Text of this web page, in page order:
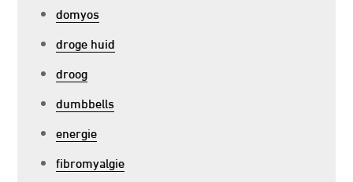
domyos
droge huid
droog
dumbbells
energie
fibromyalgie